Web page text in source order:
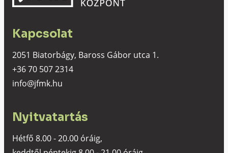
Kapcsolat
2051 Biatorbágy, Baross Gábor utca 1.
+36 70 507 2314
info@jfmk.hu
Nyitvatartás
Hétfő 8.00 - 20.00 óráig,